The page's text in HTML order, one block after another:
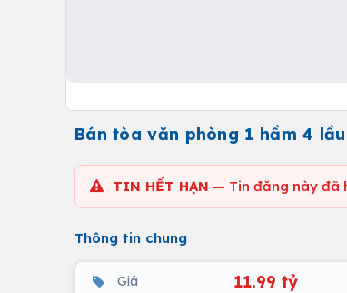
Bán tòa văn phòng 1 hầm 4
TIN HẾT HẠN — Tin đăng này đã
Thông tin chung
Giá 11.99 tỷ